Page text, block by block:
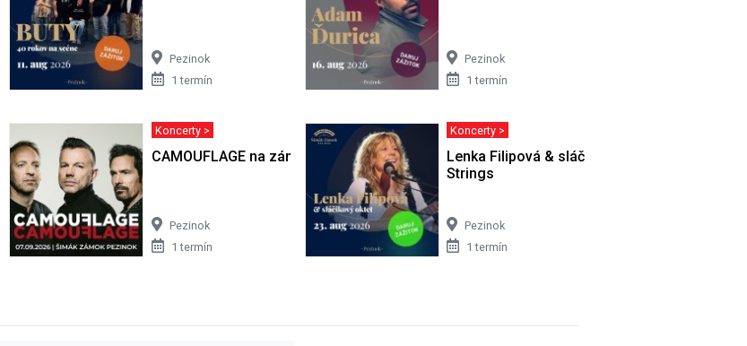
Pezinok
1 termín
Pezinok
1 termín
Koncerty >
CAMOUFLAGE na zámku
Pezinok
1 termín
Koncerty >
Lenka Filipová & sláčikový oktet Brno
Strings
Pezinok
1 termín